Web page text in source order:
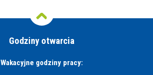
Godziny otwarcia
Wakacyjne godziny pracy: